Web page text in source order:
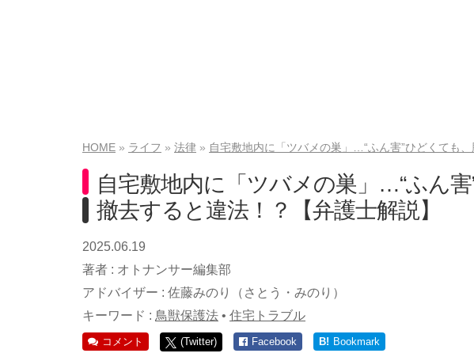
HOME ライフ 法律 自宅敷地内に「ツバメの巣」…“ふん害”ひどくても
自宅敷地内に「ツバメの巣」…“ふん
撤去すると違法！？【弁護士解説】
2025.06.19
著者 : オトナンサー編集部
アドバイザー : 佐藤みのり（さとう・みのり）
キーワード : 鳥獣保護法 • 住宅トラブル
コメント (Twitter) Facebook B! Bookmark